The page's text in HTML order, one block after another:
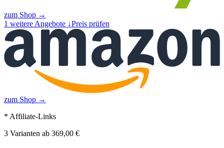
zum Shop →
1 weitere Angebote ↓Preis prüfen
zum Shop →
* Affiliate-Links
3 Varianten ab 369,00 €